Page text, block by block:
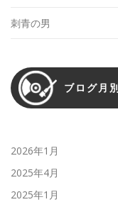
刺青の男
ブログ月別
2026年1月
2025年4月
2025年1月